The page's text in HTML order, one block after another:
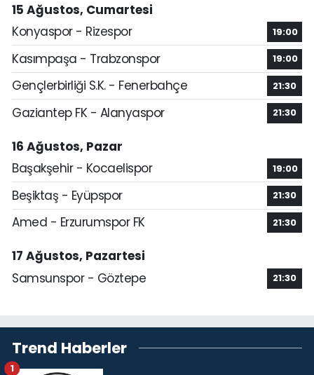
15 Ağustos, Cumartesi
Konyaspor - Rizespor
19:00
Kasımpaşa - Trabzonspor 19:00
Gençlerbirliği S.K. - Fenerbahçe 21:30
Gaziantep FK - Alanyaspor 21:30
16 Ağustos, Pazar
Başakşehir - Kocaelispor
19:00
Beşiktaş - Eyüpspor 21:30
Amed - Erzurumspor FK 21:30
17 Ağustos, Pazartesi
Samsunspor - Göztepe
21:30
Trend Haberler
1